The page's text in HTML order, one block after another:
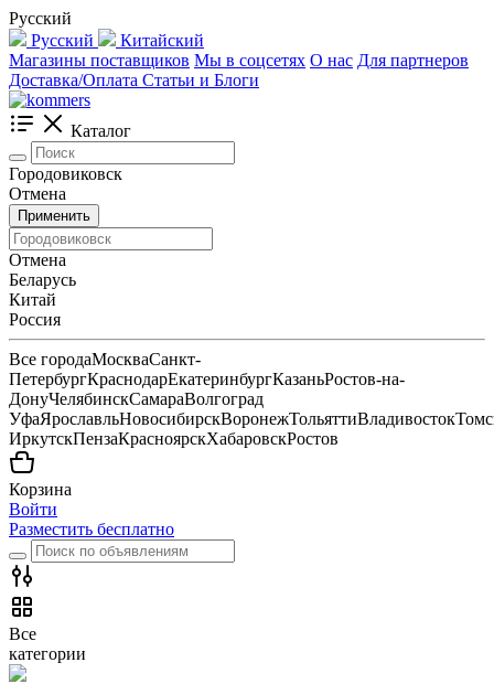
Русский
Русский
Китайский
Магазины поставщиков Мы в соцсетях О нас Для партнеров
Доставка/Оплата Статьи и Блоги
Каталог
Городовиковск
Отмена
Применить
Отмена
Беларусь
Китай
Россия
Все городаМоскваСанкт-
ПетербургКраснодарЕкатеринбургКазаньРостов-на-
ДонуЧелябинскСамараВолгоград
УфаЯрославльНовосибирскВоронежТольяттиВладивосток
ИркутскПензаКрасноярскХабаровскРостов
Корзина
Войти
Разместить бесплатно
Все
категории